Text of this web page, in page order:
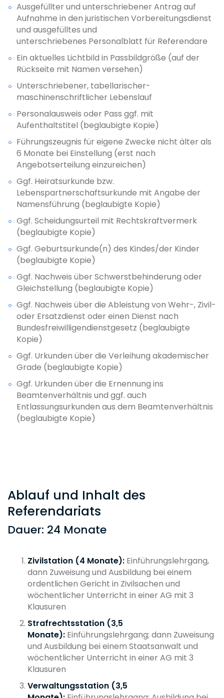
Ausgefüllter und unterschriebener Antrag auf
Aufnahme in den juristischen Vorbereitungsdienst
und ausgefülltes und
unterschriebenes Personalblatt für Referendare
Ein aktuelles Lichtbild in Passbildgröße (auf der
Rückseite mit Namen versehen)
Unterschriebener, tabellarischer-
maschinenschriftlicher Lebenslauf
Personalausweis oder Pass ggf. mit
Aufenthaltstitel (beglaubigte Kopie)
Führungszeugnis für eigene Zwecke nicht älter als
6 Monate bei Einstellung (erst nach
Angebotserteilung einzureichen)
Ggf. Heiratsurkunde bzw.
Lebenspartnerschaftsurkunde mit Angabe der
Namensführung (beglaubigte Kopie)
Ggf. Scheidungsurteil mit Rechtskraftvermerk
(beglaubigte Kopie)
Ggf. Geburtsurkunde(n) des Kindes/der Kinder
(beglaubigte Kopie)
Ggf. Nachweis über Schwerstbehinderung oder
Gleichstellung (beglaubigte Kopie)
Ggf. Nachweis über die Ableistung von Wehr-, Zivil-
oder Ersatzdienst oder einen Dienst nach
Bundesfreiwilligendienstgesetz (beglaubigte
Kopie)
Ggf. Urkunden über die Verleihung akademischer
Grade (beglaubigte Kopie)
Ggf. Urkunden über die Ernennung ins
Beamtenverhältnis und ggf. auch
Entlassungsurkunden aus dem Beamtenverhältnis
(beglaubigte Kopie)
Ablauf und Inhalt des
Referendariats
Dauer: 24 Monate
Zivilstation (4 Monate): Einführungslehrgang,
dann Zuweisung und Ausbildung bei einem
ordentlichen Gericht in Zivilsachen und
wöchentlicher Unterricht in einer AG mit 3
Klausuren
Strafrechtsstation (3,5
Monate): Einführungslehrgang; dann Zuweisung
und Ausbildung bei einem Staatsanwalt und
wöchentlicher Unterricht in einer AG mit 3
Klausuren
Verwaltungsstation (3,5